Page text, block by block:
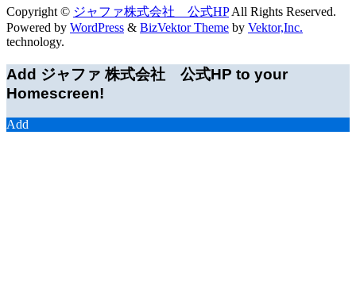
Copyright © ジャファ株式会社 公式HPAll Rights Reserved.
Powered by WordPress & BizVektor Theme by Vektor,Inc.
technology.
Add ジャファ 株式会社 公式HP to your
Homescreen!
Add